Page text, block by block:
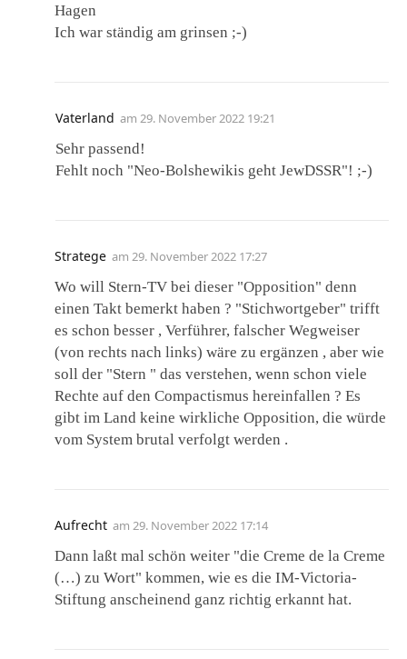
Hagen
Ich war ständig am grinsen ;-)
Vaterland am 29. November 2022 19:21
Sehr passend!
Fehlt noch "Neo-Bolshewikis geht JewDSSR"! ;-)
Stratege am 29. November 2022 17:27
Wo will Stern-TV bei dieser "Opposition" denn
einen Takt bemerkt haben ? "Stichwortgeber" trifft
es schon besser , Verführer, falscher Wegweiser
(von rechts nach links) wäre zu ergänzen , aber wie
soll der "Stern " das verstehen, wenn schon viele
Rechte auf den Compactismus hereinfallen ? Es
gibt im Land keine wirkliche Opposition, die würde
vom System brutal verfolgt werden .
Aufrecht am 29. November 2022 17:14
Dann laßt mal schön weiter "die Creme de la Creme
(…) zu Wort" kommen, wie es die IM-Victoria-
Stiftung anscheinend ganz richtig erkannt hat.